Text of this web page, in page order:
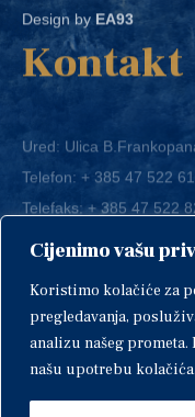
Cijenimo vašu
Koristimo kolačiće za
pregledavanja,
analizu našeg
našu upotrebu kolačića.
Kontakt
Ured: Ulica
Telefon:+ 385 47 522
Telefaks:+ 385 47 522
E-mail:grad-
IBAN: